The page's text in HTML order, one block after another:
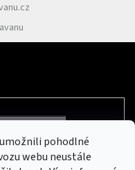
pohodlné
webu neustále
ochrany osobních údajů